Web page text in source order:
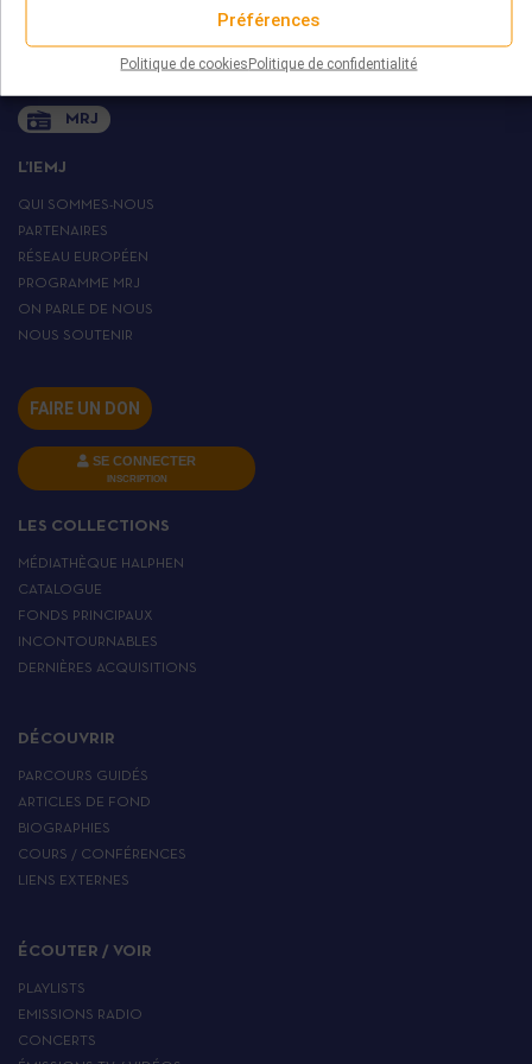
Préférences
Politique de cookiesPolitique de confidentialité
MRJ
L’IEMJ
QUI SOMMES-NOUS
PARTENAIRES
RÉSEAU EUROPÉEN
PROGRAMME MRJ
ON PARLE DE NOUS
NOUS SOUTENIR
FAIRE UN DON
SE CONNECTER
INSCRIPTION
LES COLLECTIONS
MÉDIATHÈQUE HALPHEN
CATALOGUE
FONDS PRINCIPAUX
INCONTOURNABLES
DERNIÈRES ACQUISITIONS
DÉCOUVRIR
PARCOURS GUIDÉS
ARTICLES DE FOND
BIOGRAPHIES
COURS / CONFÉRENCES
LIENS EXTERNES
ÉCOUTER / VOIR
PLAYLISTS
EMISSIONS RADIO
CONCERTS